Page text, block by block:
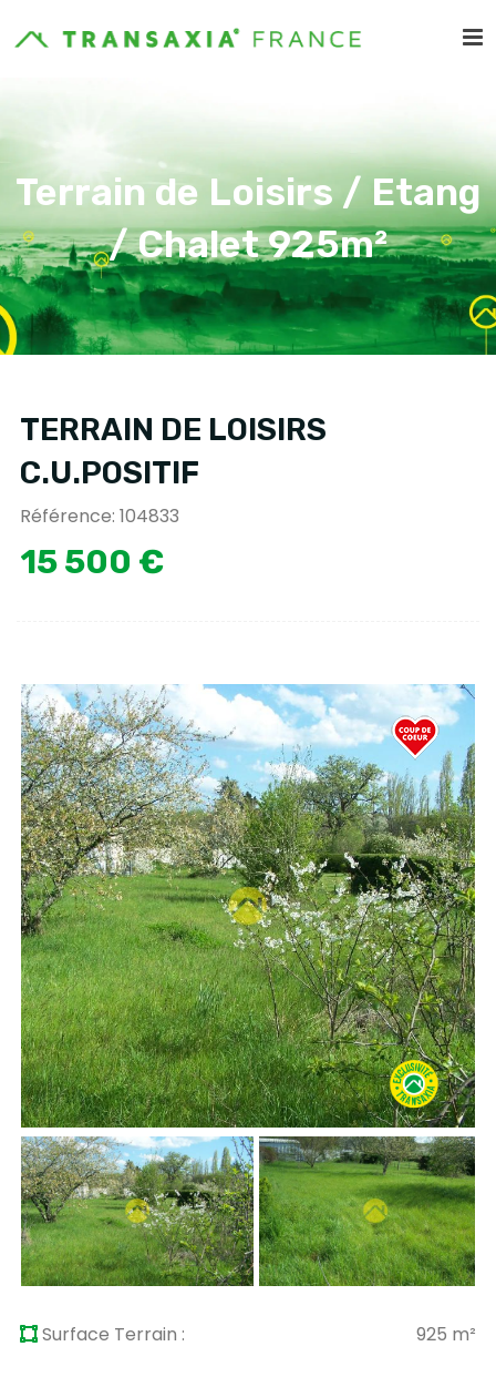
Terrain de Loisirs / Etang
/ Chalet 925m²
TERRAIN DE LOISIRS
C.U.POSITIF
Référence: 104833
15 500 €
Surface Terrain : 925 m²